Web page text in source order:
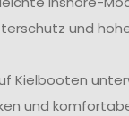
und
Kielbooten
und